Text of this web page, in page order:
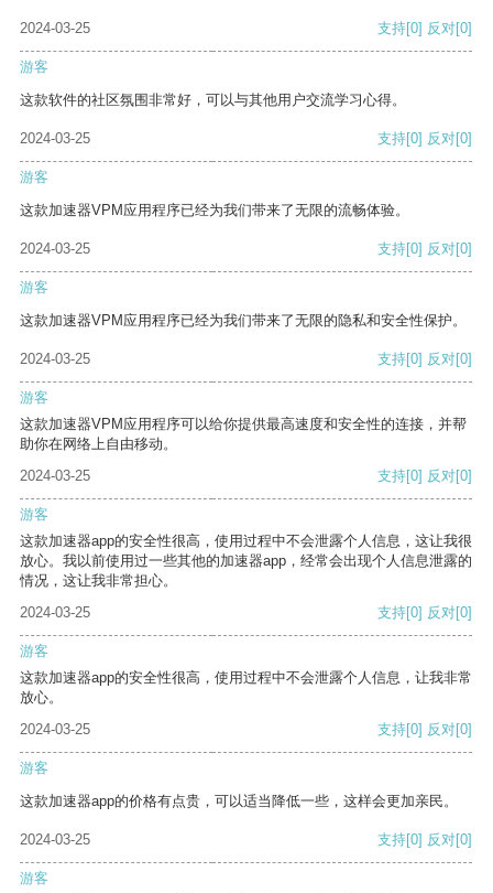
2024-03-25 支持[0] 反对[0]
游客
这款软件的社区氛围非常好，可以与其他用户交流学习心得。
2024-03-25 支持[0] 反对[0]
游客
这款加速器VPM应用程序已经为我们带来了无限的流畅体验。
2024-03-25 支持[0] 反对[0]
游客
这款加速器VPM应用程序已经为我们带来了无限的隐私和安全性保护。
2024-03-25 支持[0] 反对[0]
游客
这款加速器VPM应用程序可以给你提供最高速度和安全性的连接，并帮
助你在网络上自由移动。
2024-03-25
支持[0] 反对[0]
游客
这款加速器app的安全性很高，使用过程中不会泄露个人信息，这让我很
放心。我以前使用过一些其他的加速器app，经常会出现个人信息泄露的
情况，这让我非常担心。
2024-03-25
支持[0] 反对[0]
游客
这款加速器app的安全性很高，使用过程中不会泄露个人信息，让我非常
放心。
2024-03-25
支持[0] 反对[0]
游客
这款加速器app的价格有点贵，可以适当降低一些，这样会更加亲民。
2024-03-25 支持[0] 反对[0]
游客